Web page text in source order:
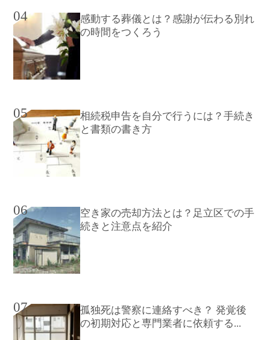
04
感動する葬儀とは？感謝が伝わる別れ
の時間をつくろう
05
相続税申告を自分で行うには？手続き
と書類の書き方
06
空き家の売却方法とは？足立区での手
続きと注意点を紹介
07
孤独死は警察に連絡すべき？ 発覚後
の初期対応と専門業者に依頼する...